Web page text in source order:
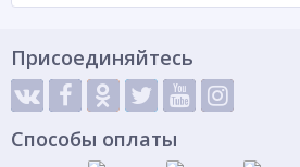
Присоединяйтесь
Способы оплаты